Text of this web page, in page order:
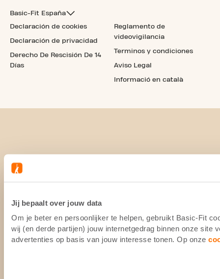
Jij bepaalt over jouw data
Om je beter en persoonlijker te helpen, gebruikt Basic-Fit
wij (en derde partijen) jouw internetgedrag binnen onze site
advertenties op basis van jouw interesse tonen. Op onze
Basic-Fit España
Declaración de cookies
Declaración de privacidad
Derecho De Rescisión De 14
Días
Reglamento de
videovigilancia
Terminos y condiciones
Aviso Legal
Informació en català